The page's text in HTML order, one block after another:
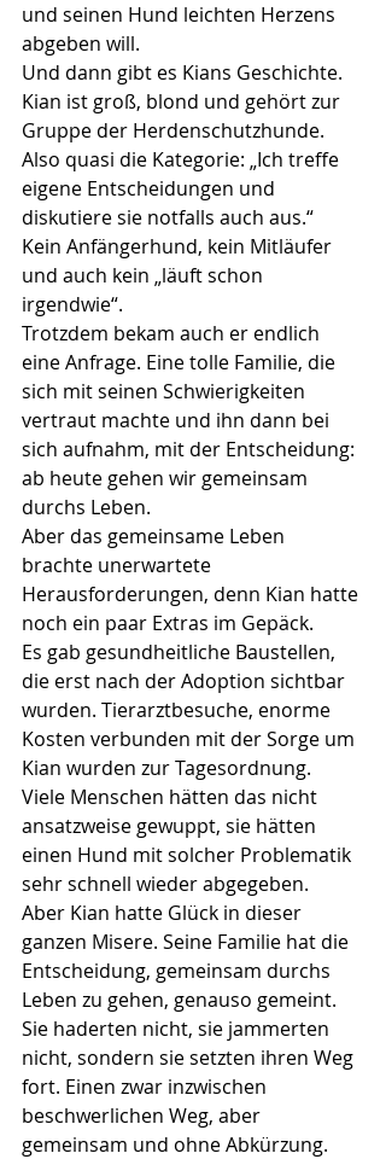
und seinen Hund leichten Herzens
abgeben will.
Und dann gibt es Kians Geschichte.
Kian ist groß, blond und gehört zur
Gruppe der Herdenschutzhunde.
Also quasi die Kategorie: „Ich treffe
eigene Entscheidungen und
diskutiere sie notfalls auch aus.“
Kein Anfängerhund, kein Mitläufer
und auch kein „läuft schon
irgendwie“.
Trotzdem bekam auch er endlich
eine Anfrage. Eine tolle Familie, die
sich mit seinen Schwierigkeiten
vertraut machte und ihn dann bei
sich aufnahm, mit der Entscheidung:
ab heute gehen wir gemeinsam
durchs Leben.
Aber das gemeinsame Leben
brachte unerwartete
Herausforderungen, denn Kian hatte
noch ein paar Extras im Gepäck.
Es gab gesundheitliche Baustellen,
die erst nach der Adoption sichtbar
wurden. Tierarztbesuche, enorme
Kosten verbunden mit der Sorge um
Kian wurden zur Tagesordnung.
Viele Menschen hätten das nicht
ansatzweise gewuppt, sie hätten
einen Hund mit solcher Problematik
sehr schnell wieder abgegeben.
Aber Kian hatte Glück in dieser
ganzen Misere. Seine Familie hat die
Entscheidung, gemeinsam durchs
Leben zu gehen, genauso gemeint.
Sie haderten nicht, sie jammerten
nicht, sondern sie setzten ihren Weg
fort. Einen zwar inzwischen
beschwerlichen Weg, aber
gemeinsam und ohne Abkürzung.